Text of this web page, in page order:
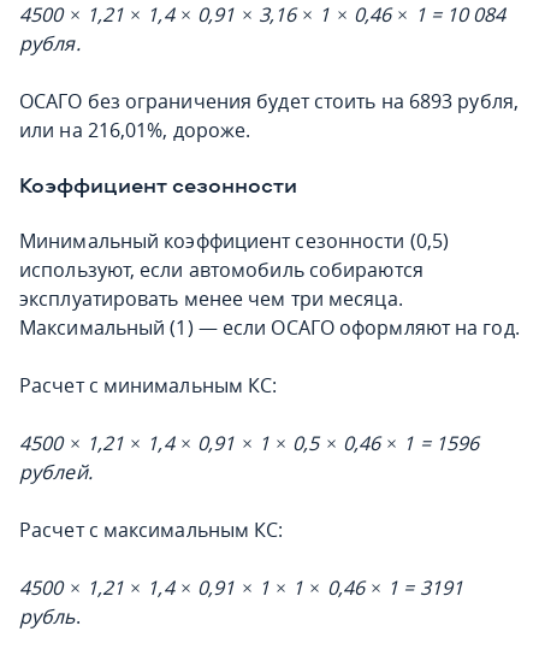
4500 × 1,21 × 1,4 × 0,91 × 3,16 × 1 × 0,46 × 1 = 10 084
рубля.
ОСАГО без ограничения будет стоить на 6893 рубля,
или на 216,01%, дороже.
Коэффициент сезонности
Минимальный коэффициент сезонности (0,5)
используют, если автомобиль собираются
эксплуатировать менее чем три месяца.
Максимальный (1) — если ОСАГО оформляют на год.
Расчет с минимальным КС:
4500 × 1,21 × 1,4 × 0,91 × 1 × 0,5 × 0,46 × 1 = 1596
рублей.
Расчет с максимальным КС:
4500 × 1,21 × 1,4 × 0,91 × 1 × 1 × 0,46 × 1 = 3191
рубль.